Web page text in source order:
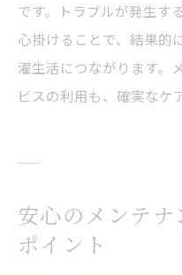
です。トラブルが発生す
心掛けることで、結果的
濯生活につながります。
ビスの利用も、確実なケ
安心のメンテ
ポイント